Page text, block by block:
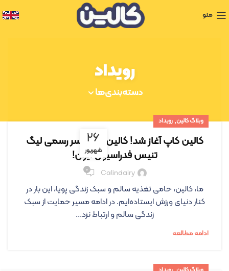
منو
رویداد
دسته‌بندی‌ها
۲۶
شهریور
وبلاگ کالین, رویداد
کالین کاپ آغاز شد! کالین، اسپانسر رسمی لیگ
تنیس فدراسیون ایران!
Calindairy ۰
ما، کالین، حامی تغذیه سالم و سبک زندگی پویا، این بار در
کنار دنیای ورزش ایستاده‌ایم. در ادامه مسیر حمایت از سبک
زندگی سالم و ارتباط نزد...
ادامه مطالعه